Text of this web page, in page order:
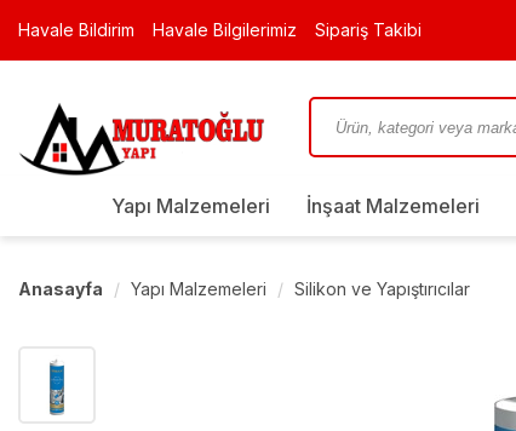
Havale Bildirim Havale Bilgilerimiz Sipariş Takibi
Yapı Malzemeleri İnşaat Malzemeleri
Anasayfa Yapı Malzemeleri Silikon ve Yapıştırıcılar